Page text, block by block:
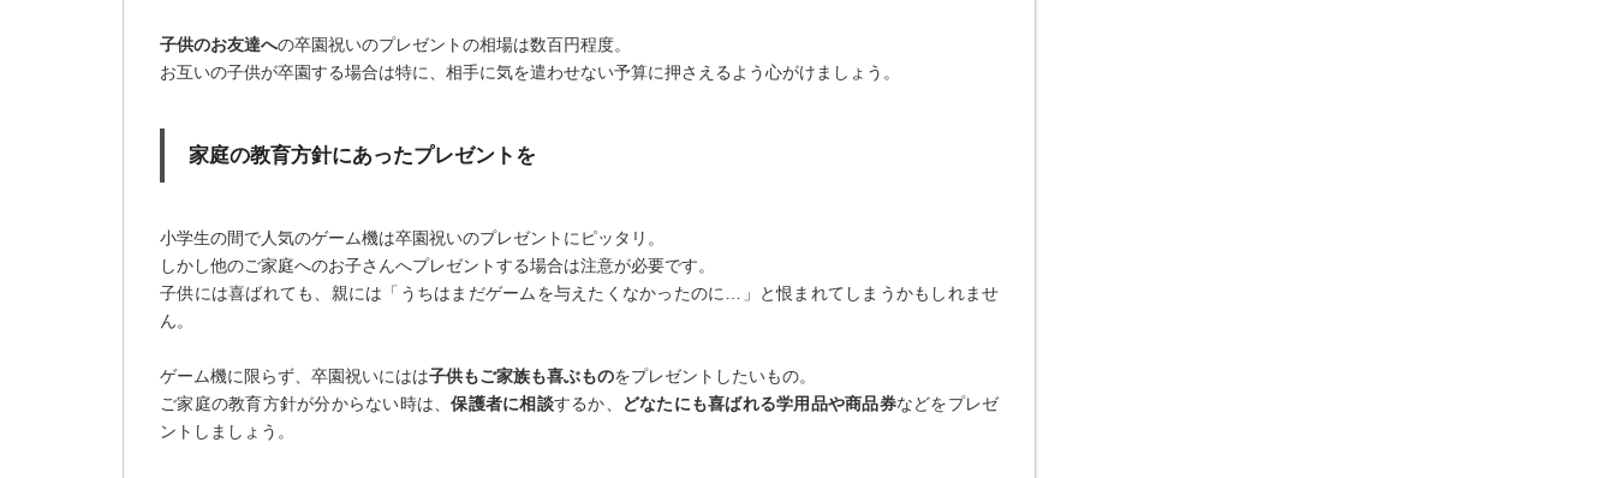
子供のお友達への卒園祝いのプレゼントの相場は数百円程度。
お互いの子供が卒園する場合は特に、相手に気を遣わせない予算に押さえるよう心がけましょう。
家庭の教育方針にあったプレゼントを
小学生の間で人気のゲーム機は卒園祝いのプレゼントにピッタリ。
しかし他のご家庭へのお子さんへプレゼントする場合は注意が必要です。
子供には喜ばれても、親には「うちはまだゲームを与えたくなかったのに…」と恨まれてしまうかもしれませ
ん。
ゲーム機に限らず、卒園祝いにはは子供もご家族も喜ぶものをプレゼントしたいもの。
ご家庭の教育方針が分からない時は、保護者に相談するか、 どなたにも喜ばれる学用品や商品券などをプレゼ
ントしましょう。